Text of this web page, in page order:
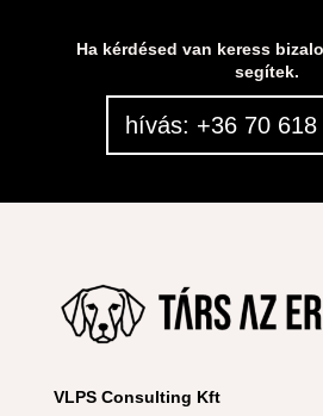
Ha kérdésed van keress
segítek.
hívás: +36 70 618
VLPS Consulting Kft